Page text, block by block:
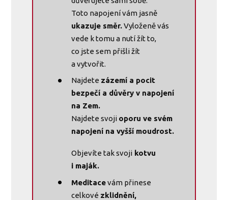
Toto napojení vám jasně
ukazuje směr.Vyloženě vás
vede k tomu a nutí žít to,
co jste sem přišli žít
a vytvořit.
Najdete zázemí a pocit
bezpečí a důvěry v napojení
na Zem.
Najdete svoji oporu ve svém
napojení na vyšší moudrost.
Objevíte tak svojikotvu
i maják.
Meditacevám přinese
celkové zklidnění,